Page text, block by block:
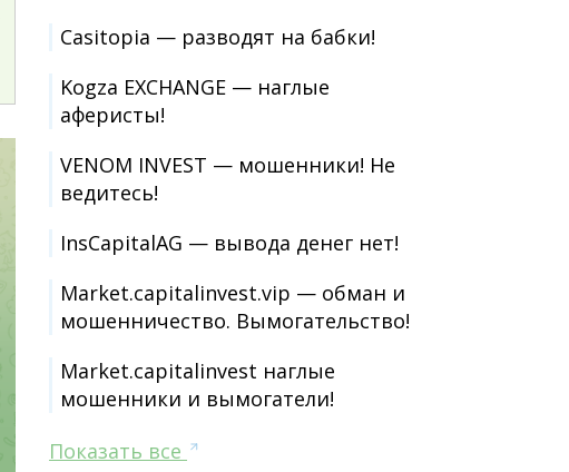
Casitopia — разводят на бабки!
Kogza EXCHANGE — наглые
аферисты!
VENOM INVEST — мошенники! Не
ведитесь!
InsCapitalAG — вывода денег нет!
Market.capitalinvest.vip — обман и
мошенничество. Вымогательство!
Market.capitalinvest наглые
мошенники и вымогатели!
Показать все